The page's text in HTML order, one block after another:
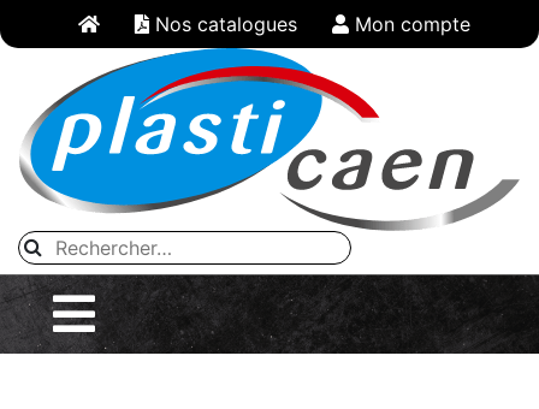
Nos catalogues Mon compte
Panneau de gestion des cookies